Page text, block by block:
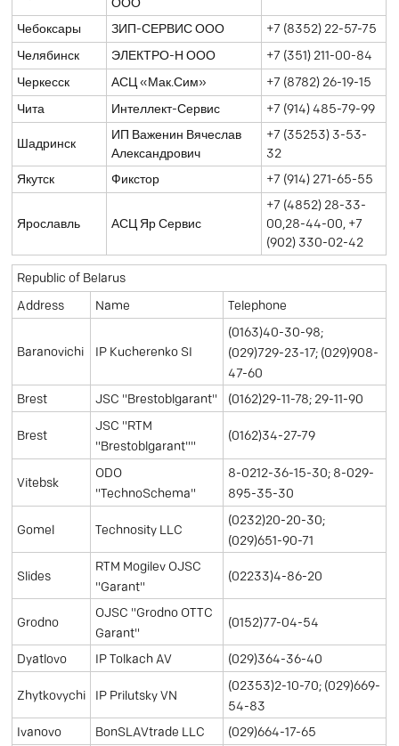
ООО
Чебоксары ЗИП-СЕРВИС ООО
+7 (8352) 22-57-75
Челябинск
ЭЛЕКТРО-Н ООО
+7 (351) 211-00-84
Черкесск
АСЦ «Мак.Сим»
+7 (8782) 26-19-15
Чита
Интеллект-Сервис +7 (914) 485-79-99
Шадринск
ИП Важенин Вячеслав
Александрович
+7 (35253) 3-53-
32
Якутск
Фикстор +7 (914) 271-65-55
Ярославль АСЦ Яр Сервис
+7 (4852) 28-33-
00,28-44-00, +7
(902) 330-02-42
Republic of Belarus
Address
Name Telephone
Baranovichi IP Kucherenko SI
(0163)40-30-98;
(029)729-23-17; (029)908-
47-60
Brest
JSC "Brestoblgarant" (0162)29-11-78; 29-11-90
Brest
JSC "RTM
"Brestoblgarant""
(0162)34-27-79
Vitebsk
ODO
"TechnoSchema"
8-0212-36-15-30; 8-029-
895-35-30
Gomel Technosity LLC
(0232)20-20-30;
(029)651-90-71
Slides
RTM Mogilev OJSC
"Garant"
(02233)4-86-20
Grodno
OJSC "Grodno OTTC
Garant"
(0152)77-04-54
Dyatlovo IP Tolkach AV (029)364-36-40
Zhytkovychi IP Prilutsky VN
(02353)2-10-70; (029)669-
54-83
Ivanovo
BonSLAVtrade LLC (029)664-17-65